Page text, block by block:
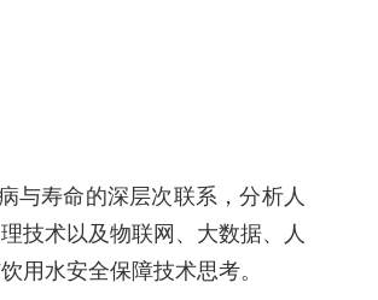
与寿命的深层次联系，分析人
技术以及物联网、大数据、人
用水安全保障技术思考。